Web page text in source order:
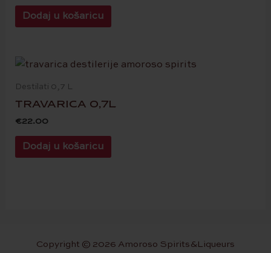
Dodaj u košaricu
Destilati 0,7 L
TRAVARICA 0,7L
€22.00
Dodaj u košaricu
Copyright © 2026 Amoroso Spirits&Liqueurs